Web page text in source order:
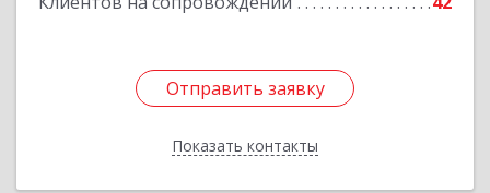
Отправить заявку
Показать контакты
Отправить заявку
Назад